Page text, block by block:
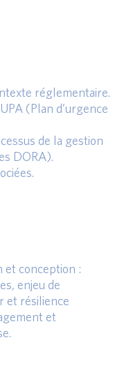
réglementaire.
(Plan d’urgence
de la gestion
DORA).
et conception :
enjeu de
et résilience
et